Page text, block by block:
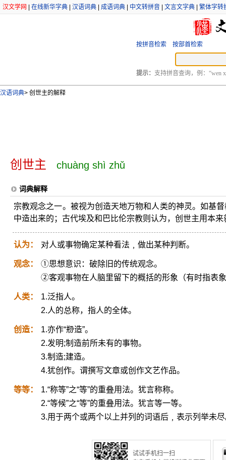
汉文学网 在线新华字典 汉语词典 成语词典 中文转拼音 文言文字典 繁体字转
按拼音检索 按部首检索
提示： 支持拼音查询，例：“wen
汉语词典> 创世主的解释
创世主 chuàng shì zhǔ
词典解释
宗教观念之一。被视为创造天地万物和人类的神灵。如基
中造出来的；古代埃及和巴比伦宗教则认为，创世主用本
认为： 对人或事物确定某种看法﹐做出某种判断。
观念：
①思想意识：破除旧的传统观念。
②客观事物在人脑里留下的概括的形象（有时指表
人类：
1.泛指人。
2.人的总称，指人的全体。
创造：
1.亦作“剙造”。
2.发明;制造前所未有的事物。
3.制造;建造。
4.犹创作。谓撰写文章或创作文艺作品。
等等：
1.“称等”之“等”的重叠用法。犹言称称。
2.“等候”之“等”的重叠用法。犹言等一等。
3.用于两个或两个以上并列的词语后﹐表示列举未
试试手机扫一扫